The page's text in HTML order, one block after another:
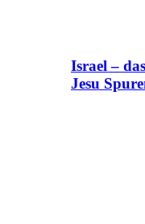
Israel –
Jesu